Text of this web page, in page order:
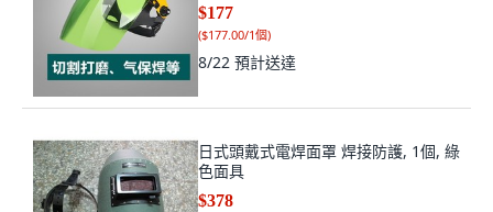
$177
($177.00/1個)
8/22 預計送達
日式頭戴式電焊面罩 焊接防護, 1個, 綠
色面具
$378